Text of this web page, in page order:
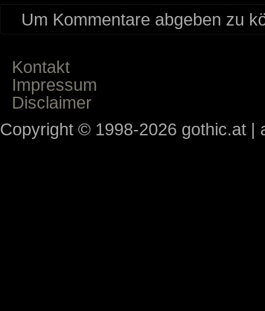
Um Kommentare abgeben zu
Kontakt
Impressum
Disclaimer
Copyright © 1998-2026 gothic.at |